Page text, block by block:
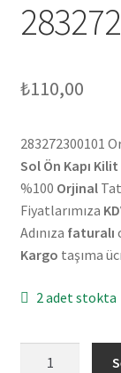
₺110,00
283272300101
Sol Ön Kapı Kilit
%100 Orjinal
Fiyatlarımıza
Adınıza faturalı
Kargo taşıma
2 adet stokta